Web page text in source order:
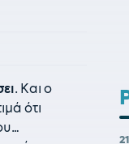
. Και ο
ότι